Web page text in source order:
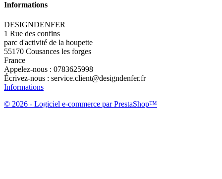
Informations
DESIGNDENFER
1 Rue des confins
parc d'activité de la houpette
55170 Cousances les forges
France
Appelez-nous : 0783625998
Écrivez-nous : service.client@designdenfer.fr
Informations
© 2026 - Logiciel e-commerce par PrestaShop™